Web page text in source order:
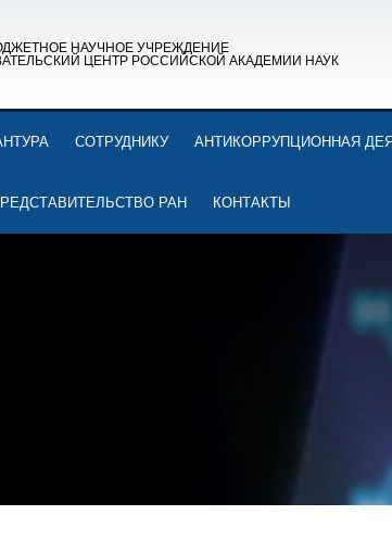
НАУЧНОЕ УЧРЕЖДЕНИЕ
ЦЕНТР РОССИЙСКОЙ АКАДЕМИИ НАУК
СОТРУДНИКУ АНТИКОРРУПЦИОННАЯ
РАН КОНТАКТЫ